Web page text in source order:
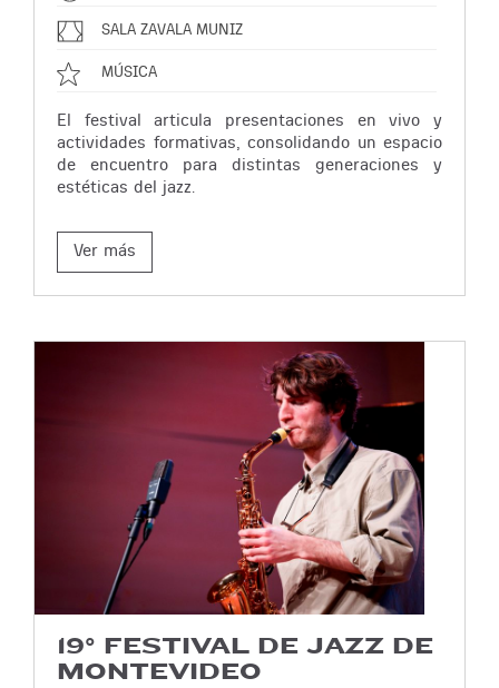
SALA ZAVALA MUNIZ
MÚSICA
El festival articula presentaciones en vivo y
actividades formativas, consolidando un espacio
de encuentro para distintas generaciones y
estéticas del jazz.
Ver más
19° FESTIVAL DE JAZZ DE
MONTEVIDEO